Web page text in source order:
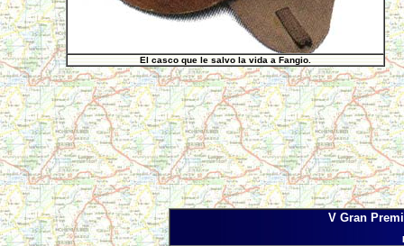
El casco que le salvo la vida a Fangio.
V Gran